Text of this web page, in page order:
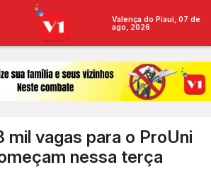
Valença do Piauí, 07 de
ago, 2026
mil vagas para o ProUni
nessa terça